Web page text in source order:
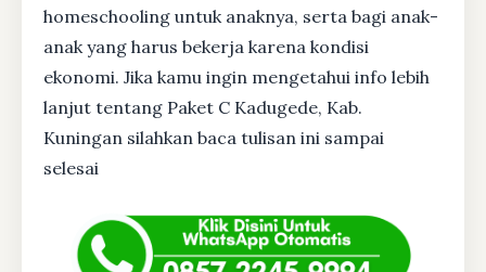
homeschooling untuk anaknya, serta bagi anak-
anak yang harus bekerja karena kondisi
ekonomi. Jika kamu ingin mengetahui info lebih
lanjut tentang Paket C Kadugede, Kab.
Kuningan silahkan baca tulisan ini sampai
selesai